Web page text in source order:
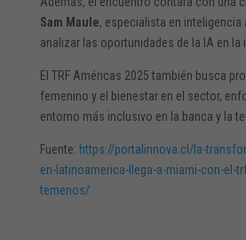
Sam Maule, especialista en inteligencia
analizar las oportunidades de la IA en la
El TRF Américas 2025 también busca
femenino y el bienestar en el sector,
entorno más inclusivo en la banca y la
Fuente: https://portalinnova.cl/la-
en-latinoamerica-llega-a-miami-con-el-
temenos/